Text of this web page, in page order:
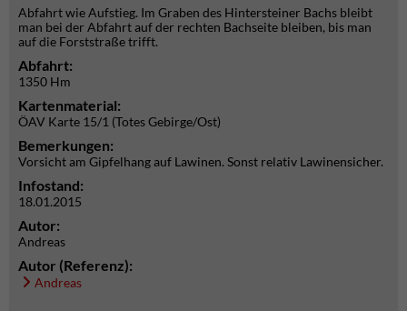
Abfahrt wie Aufstieg. Im Graben des Hintersteiner Bachs bleibt
man bei der Abfahrt auf der rechten Bachseite bleiben, bis man
auf die Forststraße trifft.
Abfahrt:
1350 Hm
Kartenmaterial:
ÖAV Karte 15/1 (Totes Gebirge/Ost)
Bemerkungen:
Vorsicht am Gipfelhang auf Lawinen. Sonst relativ Lawinensicher.
Infostand:
18.01.2015
Autor:
Andreas
Autor (Referenz):
Andreas